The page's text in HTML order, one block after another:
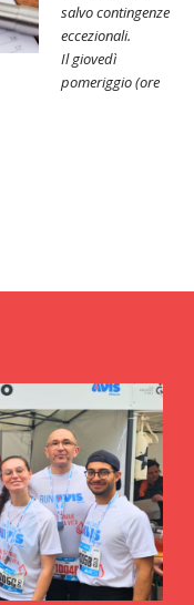
salvo contingenze
eccezionali.
Il giovedì
pomeriggio (ore